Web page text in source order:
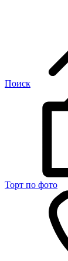
Поиск
Торт по фото